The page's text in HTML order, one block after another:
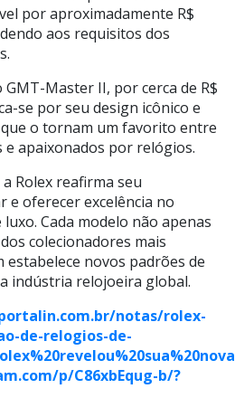
por aproximadamente R$
aos requisitos dos
GMT-Master II, por cerca de R$
se por seu design icônico e
o tornam um favorito entre
apaixonados por relógios.
Rolex reafirma seu
e oferecer excelência no
Cada modelo não apenas
colecionadores mais
estabelece novos padrões de
indústria relojoeira global.
notas/rolex-
de-relogios-de-
p/C86xbEqug-b/?